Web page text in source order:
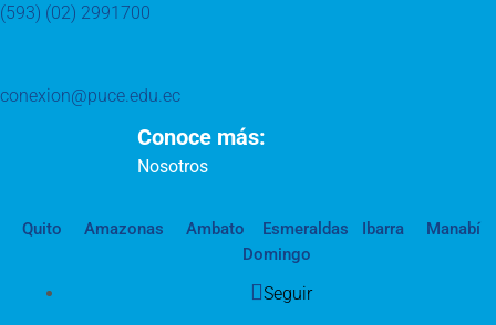
(593) (02) 2991700
conexion@puce.edu.ec
Conoce más:
Nosotros
Quito Amazonas Ambato Esmeraldas Ibarra
Manabí
Domingo
Seguir